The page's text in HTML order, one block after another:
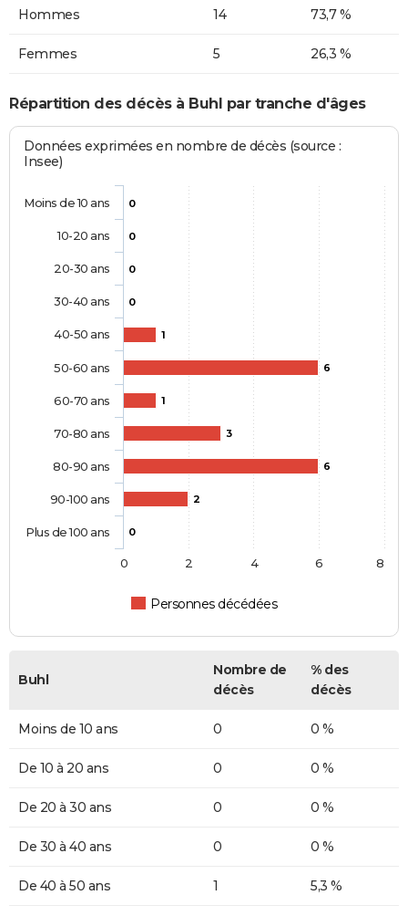
Hommes 14 73,7 %
Femmes 5 26,3 %
Répartition des décès à Buhl par tranche d'âges
Données exprimées en nombre de décès (source :
Insee)
0
0
0
0
1
6
1
3
6
2
0
Personnes décédées
Moins de 10 ans
10-20 ans
20-30 ans
30-40 ans
40-50 ans
50-60 ans
60-70 ans
70-80 ans
80-90 ans
90-100 ans
Plus de 100 ans
0 2 4 6 8
Buhl
Nombre de
décès
% des
décès
Moins de 10 ans 0 0 %
De 10 à 20 ans 0 0 %
De 20 à 30 ans 0 0 %
De 30 à 40 ans 0 0 %
De 40 à 50 ans 1 5,3 %